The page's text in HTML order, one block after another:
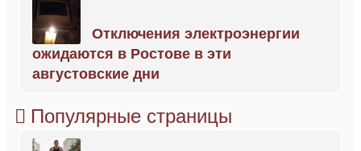
Отключения электроэнергии
ожидаются в Ростове в эти
августовские дни
Популярные страницы